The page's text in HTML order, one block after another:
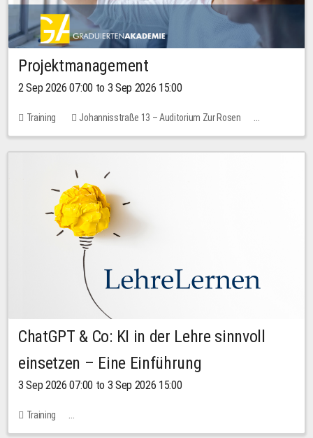
Projektmanagement
2 Sep 2026 07:00 to 3 Sep 2026 15:00
Training
Johannisstraße 13 – Auditorium Zur Rosen
No free places
30.00 EUR
ChatGPT & Co: KI in der Lehre sinnvoll
einsetzen – Eine Einführung
3 Sep 2026 07:00 to 3 Sep 2026 15:00
Training
Bachstraße 18k - SR 102 (Seminarraum Servicestelle LehreLernen)